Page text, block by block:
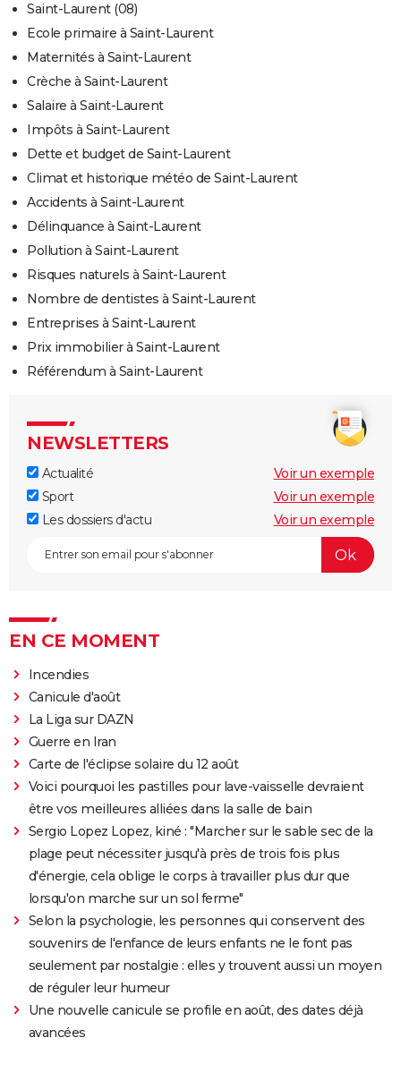
Saint-Laurent (08)
Ecole primaire à Saint-Laurent
Maternités à Saint-Laurent
Crèche à Saint-Laurent
Salaire à Saint-Laurent
Impôts à Saint-Laurent
Dette et budget de Saint-Laurent
Climat et historique météo de Saint-Laurent
Accidents à Saint-Laurent
Délinquance à Saint-Laurent
Pollution à Saint-Laurent
Risques naturels à Saint-Laurent
Nombre de dentistes à Saint-Laurent
Entreprises à Saint-Laurent
Prix immobilier à Saint-Laurent
Référendum à Saint-Laurent
NEWSLETTERS
Actualité
Voir un exemple
Sport
Voir un exemple
Les dossiers d'actu
Voir un exemple
EN CE MOMENT
Incendies
Canicule d'août
La Liga sur DAZN
Guerre en Iran
Carte de l'éclipse solaire du 12 août
Voici pourquoi les pastilles pour lave-vaisselle devraient
être vos meilleures alliées dans la salle de bain
Sergio Lopez Lopez, kiné : "Marcher sur le sable sec de la
plage peut nécessiter jusqu'à près de trois fois plus
d'énergie, cela oblige le corps à travailler plus dur que
lorsqu'on marche sur un sol ferme"
Selon la psychologie, les personnes qui conservent des
souvenirs de l'enfance de leurs enfants ne le font pas
seulement par nostalgie : elles y trouvent aussi un moyen
de réguler leur humeur
Une nouvelle canicule se profile en août, des dates déjà
avancées